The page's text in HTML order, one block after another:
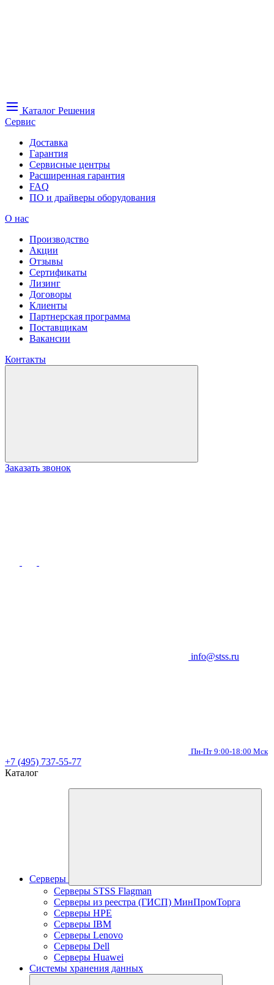
Каталог Решения
Сервис
Доставка
Гарантия
Сервисные центры
Расширенная гарантия
FAQ
ПО и драйверы оборудования
О нас
Производство
Акции
Отзывы
Сертификаты
Лизинг
Договоры
Клиенты
Партнерская программа
Поставщикам
Вакансии
Контакты
Заказать звонок
info@stss.ru
Пн-Пт 9:00-18:00 Мск
+7 (495) 737-55-77
Каталог
Серверы
Серверы STSS Flagman
Серверы из реестра (ГИСП) МинПромТорга
Серверы HPE
Серверы IBM
Серверы Lenovo
Серверы Dell
Серверы Huawei
Системы хранения данных